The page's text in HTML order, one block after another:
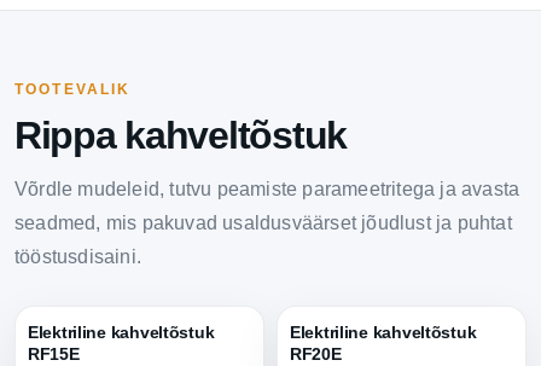
TOOTEVALIK
Rippa kahveltõstuk
Võrdle mudeleid, tutvu peamiste parameetritega ja avasta
seadmed, mis pakuvad usaldusväärset jõudlust ja puhtat
tööstusdisaini.
Elektriline kahveltõstuk
RF15E
Elektriline kahveltõstuk
RF20E